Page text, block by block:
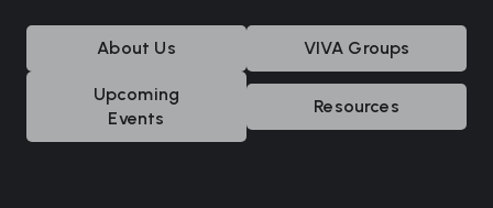
About Us VIVA Groups
Upcoming
Events
Resources